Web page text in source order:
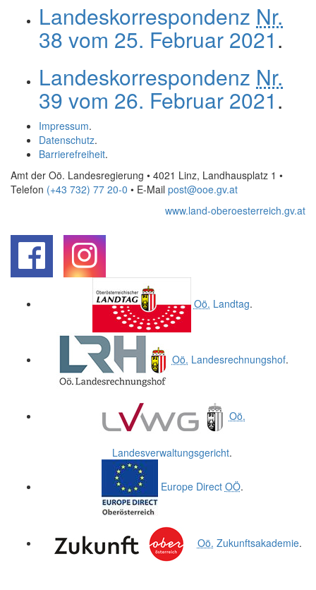
Landeskorrespondenz Nr.
38 vom 25. Februar 2021.
Landeskorrespondenz Nr.
39 vom 26. Februar 2021.
Impressum.
Datenschutz.
Barrierefreiheit.
Amt der Oö. Landesregierung • 4021 Linz, Landhausplatz 1 •
Telefon (+43 732) 77 20-0 • E-Mail post@ooe.gv.at
www.land-oberoesterreich.gv.at
Oö. Landtag.
Oö. Landesrechnungshof.
Oö.
Landesverwaltungsgericht.
Europe Direct OÖ.
Oö. Zukunftsakademie.